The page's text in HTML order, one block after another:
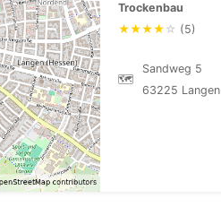
Trockenbau
★★★★ ☆ (5)
🗺
Sandweg 5
63225 Langen